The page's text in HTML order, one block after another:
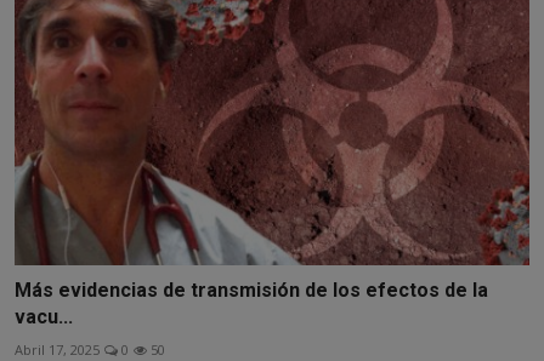
Más evidencias de transmisión de los efectos de la
vacu...
Abril 17, 2025 0 50